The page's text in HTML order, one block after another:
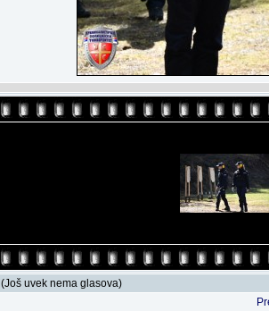
(Još uvek nema glasova)